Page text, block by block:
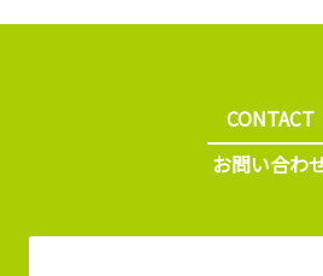
CONTACT
お問い合わ